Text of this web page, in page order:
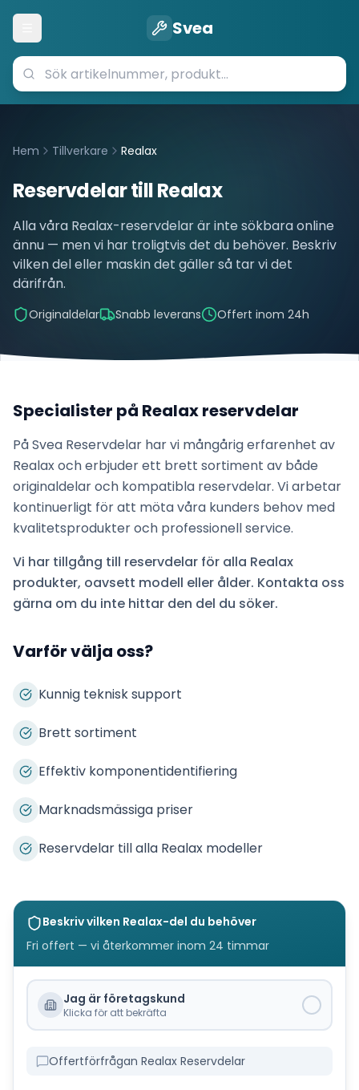
Öppna meny Svea
Hem Tillverkare Realax
Reservdelar tillRealax
Alla våra Realax-reservdelar är inte sökbara online
ännu — men vi har troligtvis det du behöver. Beskriv
vilken del eller maskin det gäller så tar vi det
därifrån.
Originaldelar Snabb leverans Offert inom 24h
Specialister på Realaxreservdelar
På Svea Reservdelar har vi mångårig erfarenhet av
Realaxoch erbjuder ett brett sortiment av både
originaldelar och kompatibla reservdelar. Vi arbetar
kontinuerligt för att möta våra kunders behov med
kvalitetsprodukter och professionell service.
Vi har tillgång till reservdelar för alla Realax
produkter, oavsett modell eller ålder. Kontakta oss
gärna om du inte hittar den del du söker.
Varför välja oss?
Kunnig teknisk support
Brett sortiment
Effektiv komponentidentifiering
Marknadsmässiga priser
Reservdelar till alla Realax modeller
Beskriv vilken Realax-del du behöver
Fri offert — vi återkommer inom 24 timmar
Jag är företagskund
Klicka för att bekräfta
Offertförfrågan Realax Reservdelar